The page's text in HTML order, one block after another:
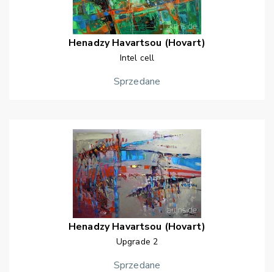
Henadzy Havartsou (Hovart)
Intel cell
Sprzedane
Henadzy Havartsou (Hovart)
Upgrade 2
Sprzedane